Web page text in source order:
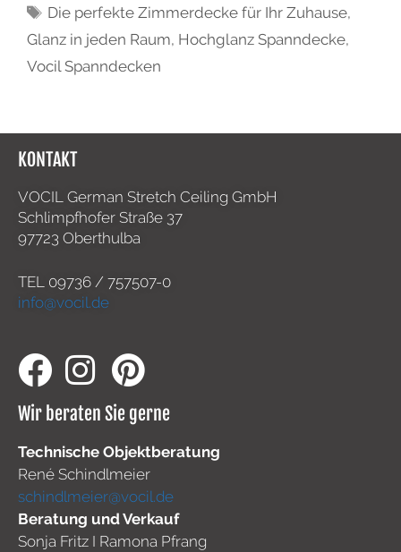
Die perfekte Zimmerdecke für Ihr Zuhause,
Glanz in jeden Raum, Hochglanz Spanndecke,
Vocil Spanndecken
KONTAKT
VOCIL German Stretch Ceiling GmbH
Schlimpfhofer Straße 37
97723 Oberthulba
TEL 09736 / 757507-0
info@vocil.de
Wir beraten Sie gerne
Technische Objektberatung
René Schindlmeier
schindlmeier@vocil.de
Beratung und Verkauf
Sonja Fritz I Ramona Pfrang